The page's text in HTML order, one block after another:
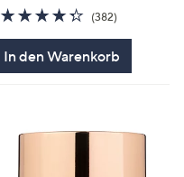
4.3
von
(382)382
In den Warenkorb